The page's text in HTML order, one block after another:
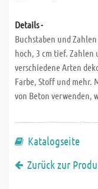
Details -
Buchstaben und
hoch, 3 cm tief. Zahlen
verschiedene Arten
Farbe, Stoff und mehr.
von Beton verwenden,
Katalogseite
Zurück zur